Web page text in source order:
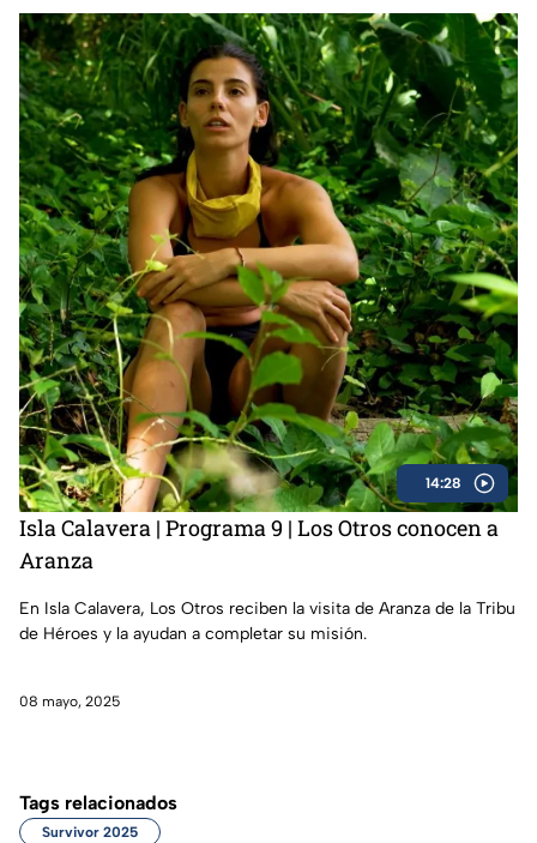
14:28
Isla Calavera | Programa 9 | Los Otros conocen a
Aranza
En Isla Calavera, Los Otros reciben la visita de Aranza de la Tribu
de Héroes y la ayudan a completar su misión.
08 mayo, 2025
Tags relacionados
Survivor 2025